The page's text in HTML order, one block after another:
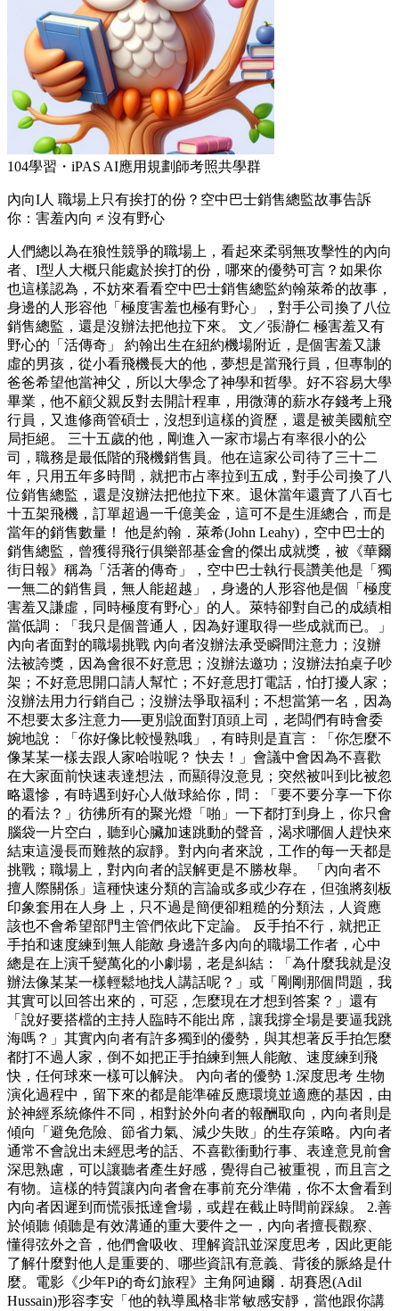
104學習・iPAS AI應用規劃師考照共學群
內向I人 職場上只有挨打的份？空中巴士銷售總監故事告訴
你：害羞內向 ≠ 沒有野心
人們總以為在狼性競爭的職場上，看起來柔弱無攻擊性的內向
者、I型人大概只能處於挨打的份，哪來的優勢可言？如果你
也這樣認為，不妨來看看空中巴士銷售總監約翰萊希的故事，
身邊的人形容他「極度害羞也極有野心」，對手公司換了八位
銷售總監，還是沒辦法把他拉下來。 文／張瀞仁 極害羞又有
野心的「活傳奇」 約翰出生在紐約機場附近，是個害羞又謙
虛的男孩，從小看飛機長大的他，夢想是當飛行員，但專制的
爸爸希望他當神父，所以大學念了神學和哲學。好不容易大學
畢業，他不顧父親反對去開計程車，用微薄的薪水存錢考上飛
行員，又進修商管碩士，沒想到這樣的資歷，還是被美國航空
局拒絕。 三十五歲的他，剛進入一家市場占有率很小的公
司，職務是最低階的飛機銷售員。他在這家公司待了三十二
年，只用五年多時間，就把市占率拉到五成，對手公司換了八
位銷售總監，還是沒辦法把他拉下來。退休當年還賣了八百七
十五架飛機，訂單超過一千億美金，這可不是生涯總合，而是
當年的銷售數量！ 他是約翰．萊希(John Leahy)，空中巴士的
銷售總監，曾獲得飛行俱樂部基金會的傑出成就獎，被《華爾
街日報》稱為「活著的傳奇」，空中巴士執行長讚美他是「獨
一無二的銷售員，無人能超越」，身邊的人形容他是個「極度
害羞又謙虛，同時極度有野心」的人。萊特卻對自己的成績相
當低調：「我只是個普通人，因為好運取得一些成就而已。」
內向者面對的職場挑戰 內向者沒辦法承受瞬間注意力；沒辦
法被誇獎，因為會很不好意思；沒辦法邀功；沒辦法拍桌子吵
架；不好意思開口請人幫忙；不好意思打電話，怕打擾人家；
沒辦法用力行銷自己；沒辦法爭取福利；不想當第一名，因為
不想要太多注意力──更別說面對頂頭上司，老闆們有時會委
婉地說：「你好像比較慢熟哦」，有時則是直言：「你怎麼不
像某某一樣去跟人家哈啦呢？ 快去！」會議中會因為不喜歡
在大家面前快速表達想法，而顯得沒意見；突然被叫到比被忽
略還慘，有時遇到好心人做球給你，問：「要不要分享一下你
的看法？」彷彿所有的聚光燈「啪」一下都打到身上，你只會
腦袋一片空白，聽到心臟加速跳動的聲音，渴求哪個人趕快來
結束這漫長而難熬的寂靜。對內向者來說，工作的每一天都是
挑戰；職場上，對內向者的誤解更是不勝枚舉。 「內向者不
擅人際關係」這種快速分類的言論或多或少存在，但強將刻板
印象套用在人身 上，只不過是簡便卻粗糙的分類法，人資應
該也不會希望部門主管們依此下定論。 反手拍不行，就把正
手拍和速度練到無人能敵 身邊許多內向的職場工作者，心中
總是在上演千變萬化的小劇場，老是糾結：「為什麼我就是沒
辦法像某某一樣輕鬆地找人講話呢？」或「剛剛那個問題，我
其實可以回答出來的，可惡，怎麼現在才想到答案？」還有
「說好要搭檔的主持人臨時不能出席，讓我撐全場是要逼我跳
海嗎？」其實內向者有許多獨到的優勢，與其想著反手拍怎麼
都打不過人家，倒不如把正手拍練到無人能敵、速度練到飛
快，任何球來一樣可以解決。 內向者的優勢 1.深度思考 生物
演化過程中，留下來的都是能準確反應環境並適應的基因，由
於神經系統條件不同，相對於外向者的報酬取向，內向者則是
傾向「避免危險、節省力氣、減少失敗」的生存策略。內向者
通常不會說出未經思考的話、不喜歡衝動行事、表達意見前會
深思熟慮，可以讓聽者產生好感，覺得自己被重視，而且言之
有物。這樣的特質讓內向者會在事前充分準備，你不太會看到
內向者因遲到而慌張抵達會場，或趕在截止時間前踩線。 2.善
於傾聽 傾聽是有效溝通的重大要件之一，內向者擅長觀察、
懂得弦外之音，他們會吸收、理解資訊並深度思考，因此更能
了解什麼對他人是重要的、哪些資訊有意義、背後的脈絡是什
麼。電影《少年Pi的奇幻旅程》主角阿迪爾．胡賽恩(Adil
Hussain)形容李安「他的執導風格非常敏感安靜，當他跟你講